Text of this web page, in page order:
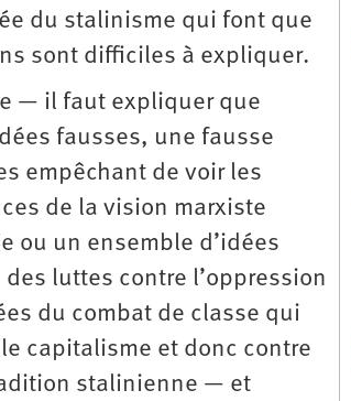
du stalinisme qui font que
sont difficiles à expliquer.
— il faut expliquer que
fausses, une fausse
empêchant de voir les
de la vision marxiste
ou un ensemble d’idées
luttes contre l’oppression
du combat de classe qui
capitalisme et donc contre
stalinienne — et